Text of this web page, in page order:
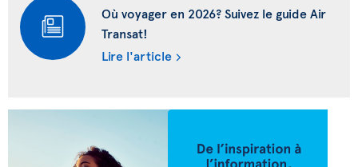
Où voyager en 2026? Suivez le guide Air
Transat!
Lire l'article